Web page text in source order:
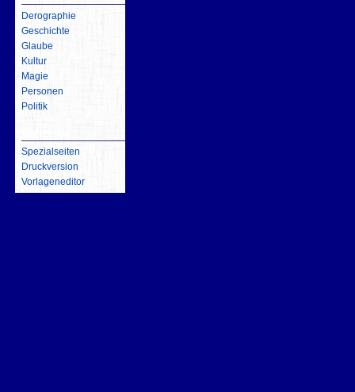
Derographie
Geschichte
Glaube
Kultur
Magie
Personen
Politik
Spezialseiten
Druckversion
Vorlageneditor